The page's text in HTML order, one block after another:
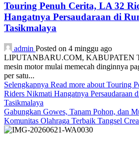
Touring Penuh Cerita, LA 32
Hangatnya Persaudaraan di
Tasikmalaya
admin Posted on 4 minggu ago
LIPUTANBARU.COM, KABUPATEN
mesin motor mulai memecah dinginnya
per satu...
Selengkapnya Read more about Touring
Riders Nikmati Hangatnya Persaudaraan
Tasikmalaya
Gabungkan Gowes, Tanam Pohon, dan
Komunitas Olahraga Terbaik Tangsel